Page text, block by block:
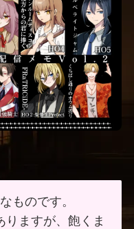
ものです。
りますが、飽くま